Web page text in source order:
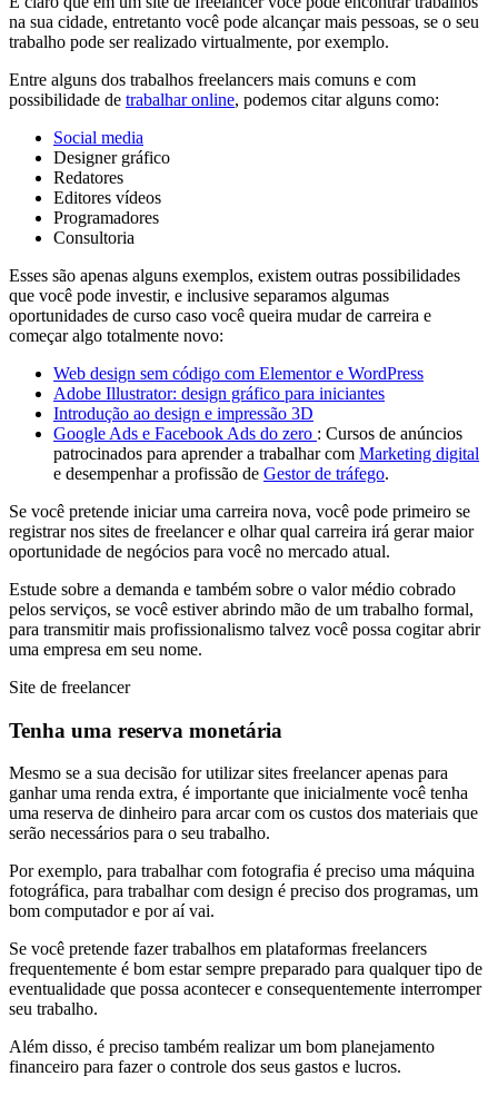
na sua cidade, entretanto você pode alcançar mais pessoas, se o seu
trabalho pode ser realizado virtualmente, por exemplo.
Entre alguns dos trabalhos freelancers mais comuns e com
possibilidade de trabalhar online, podemos citar alguns como:
Social media
Designer gráfico
Redatores
Editores vídeos
Programadores
Consultoria
Esses são apenas alguns exemplos, existem outras possibilidades
que você pode investir, e inclusive separamos algumas
oportunidades de curso caso você queira mudar de carreira e
começar algo totalmente novo:
Web design sem código com Elementor e WordPress
Adobe Illustrator: design gráfico para iniciantes
Introdução ao design e impressão 3D
Google Ads e Facebook Ads do zero : Cursos de anúncios
patrocinados para aprender a trabalhar com Marketing digital
e desempenhar a profissão de Gestor de tráfego.
Se você pretende iniciar uma carreira nova, você pode primeiro se
registrar nos sites de freelancer e olhar qual carreira irá gerar maior
oportunidade de negócios para você no mercado atual.
Estude sobre a demanda e também sobre o valor médio cobrado
pelos serviços, se você estiver abrindo mão de um trabalho formal,
para transmitir mais profissionalismo talvez você possa cogitar abrir
uma empresa em seu nome.
Site de freelancer
Tenha uma reserva monetária
Mesmo se a sua decisão for utilizar sites freelancer apenas para
ganhar uma renda extra, é importante que inicialmente você tenha
uma reserva de dinheiro para arcar com os custos dos materiais que
serão necessários para o seu trabalho.
Por exemplo, para trabalhar com fotografia é preciso uma máquina
fotográfica, para trabalhar com design é preciso dos programas, um
bom computador e por aí vai.
Se você pretende fazer trabalhos em plataformas freelancers
frequentemente é bom estar sempre preparado para qualquer tipo de
eventualidade que possa acontecer e consequentemente interromper
seu trabalho.
Além disso, é preciso também realizar um bom planejamento
financeiro para fazer o controle dos seus gastos e lucros.